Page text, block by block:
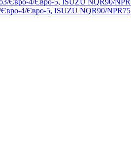
4/Євро-5, ISUZU NQR90/NPR75